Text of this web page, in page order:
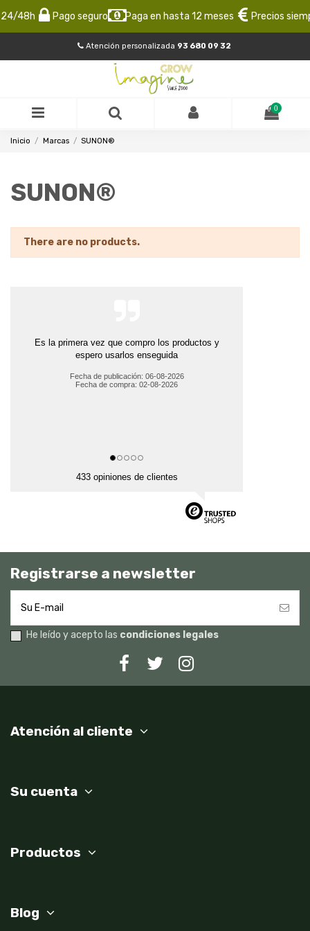
48h Pago seguro Paga en hasta 12 meses Precios
Atención personalizada 93 680 09 32
0
Inicio Marcas SUNON®
SUNON®
There are no products.
Es la primera vez que compro los productos y
espero usarlos enseguida
Fecha de publicación: 06-08-2026
Fecha de compra: 02-08-2026
433 opiniones de clientes
Registrarse a newsletter
He leído y acepto las condiciones legales
Atención al cliente
Su cuenta
Productos
Blog